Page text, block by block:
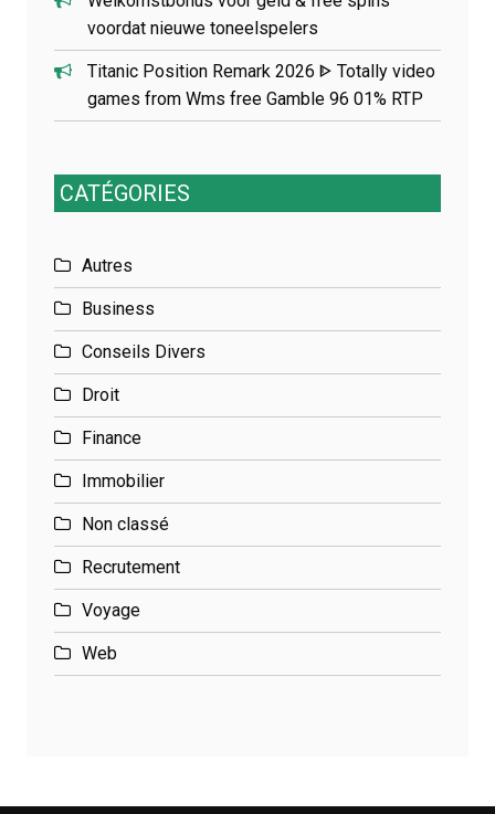
voordat nieuwe toneelspelers
Titanic Position Remark 2026 ᐈ Totally video
games from Wms free Gamble 96 01% RTP
CATÉGORIES
Autres
Business
Conseils Divers
Droit
Finance
Immobilier
Non classé
Recrutement
Voyage
Web